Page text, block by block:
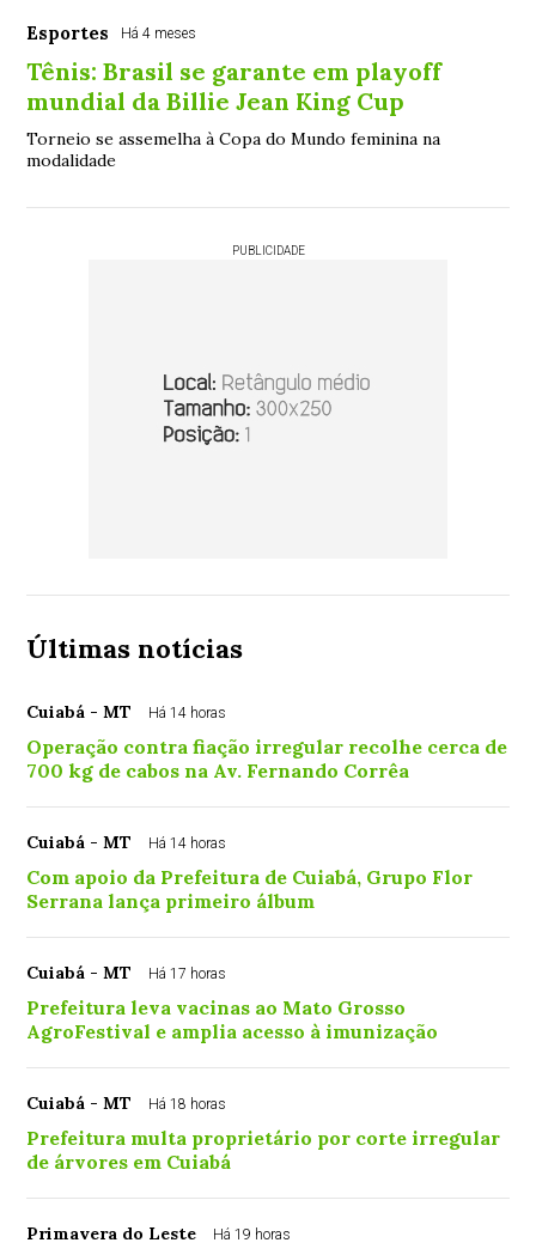
Esportes Há 4 meses
Tênis: Brasil se garante em playoff
mundial da Billie Jean King Cup
Torneio se assemelha à Copa do Mundo feminina na
modalidade
PUBLICIDADE
Últimas notícias
Cuiabá - MT Há 14 horas
Operação contra fiação irregular recolhe cerca de
700 kg de cabos na Av. Fernando Corrêa
Cuiabá - MT Há 14 horas
Com apoio da Prefeitura de Cuiabá, Grupo Flor
Serrana lança primeiro álbum
Cuiabá - MT Há 17 horas
Prefeitura leva vacinas ao Mato Grosso
AgroFestival e amplia acesso à imunização
Cuiabá - MT Há 18 horas
Prefeitura multa proprietário por corte irregular
de árvores em Cuiabá
Primavera do Leste Há 19 horas